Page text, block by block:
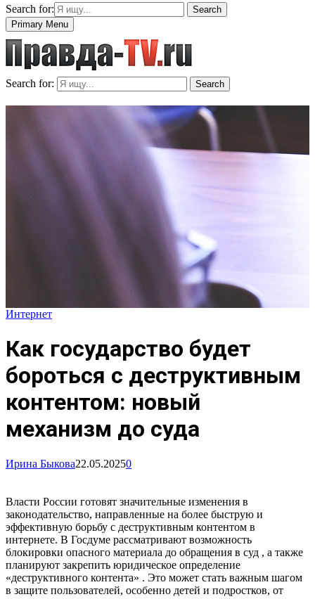
Search for:
Search
Primary Menu
Search for: Search
Интернет
Как государство будет
бороться с деструктивным
контентом: новый
механизм до суда
Ирина Быкова22.05.20250
Власти России готовят значительные изменения в
законодательство, направленные на более быструю и
эффективную борьбу с деструктивным контентом в
интернете. В Госдуме рассматривают возможность
блокировки опасного материала до обращения в суд , а также
планируют закрепить юридическое определение
«деструктивного контента» . Это может стать важным шагом
в защите пользователей, особенно детей и подростков, от